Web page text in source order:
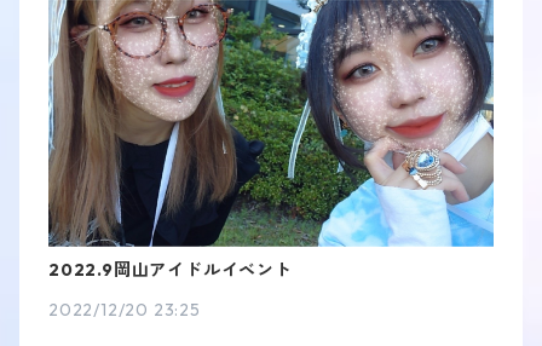
2022.9岡山アイドルイベント
2022/12/20 23:25